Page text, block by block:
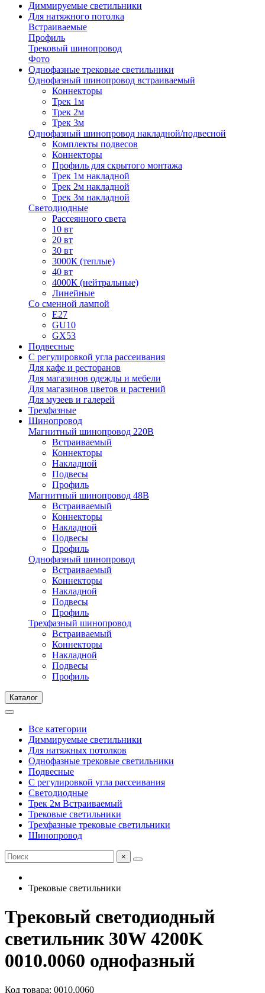
Диммируемые светильники
Для натяжного потолка
Встраиваемые
Профиль
Трековый шинопровод
Фото
Однофазные трековые светильники
Однофазный шинопровод встраиваемый
Коннекторы
Трек 1м
Трек 2м
Трек 3м
Однофазный шинопровод накладной/подвесной
Комплекты подвесов
Коннекторы
Профиль для скрытого монтажа
Трек 1м накладной
Трек 2м накладной
Трек 3м накладной
Светодиодные
Рассеянного света
10 вт
20 вт
30 вт
3000К (теплые)
40 вт
4000К (нейтральные)
Линейные
Со сменной лампой
E27
GU10
GX53
Подвесные
С регулировкой угла рассеивания
Для кафе и ресторанов
Для магазинов одежды и мебели
Для магазинов цветов и растений
Для музеев и галерей
Трехфазные
Шинопровод
Магнитный шинопровод 220В
Встраиваемый
Коннекторы
Накладной
Подвесы
Профиль
Магнитный шинопровод 48В
Встраиваемый
Коннекторы
Накладной
Подвесы
Профиль
Однофазный шинопровод
Встраиваемый
Коннекторы
Накладной
Подвесы
Профиль
Трехфазный шинопровод
Встраиваемый
Коннекторы
Накладной
Подвесы
Профиль
Каталог
Все категории
Диммируемые светильники
Для натяжных потолков
Однофазные трековые светильники
Подвесные
С регулировкой угла рассеивания
Светодиодные
Трек 2м Встраиваемый
Трековые светильники
Трехфазные трековые светильники
Шинопровод
×
Трековые светильники
Трековый светодиодный
светильник 30W 4200K
0010.0060 однофазный
Код товара: 0010.0060